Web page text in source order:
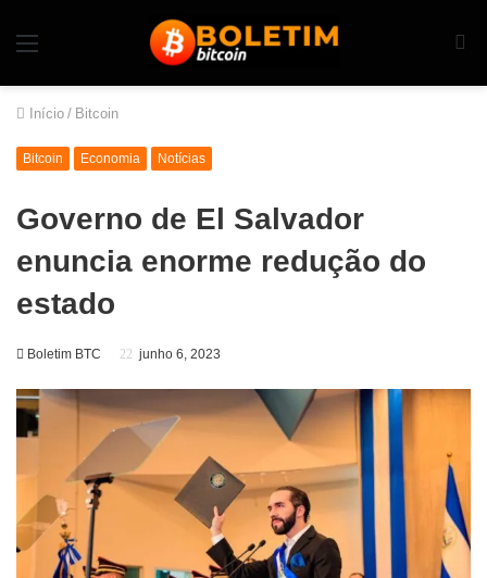
Início / Bitcoin
Bitcoin Economia Notícias
Governo de El Salvador
enuncia enorme redução do
estado
Boletim BTC junho 6, 2023